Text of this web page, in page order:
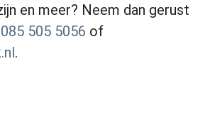
en meer? Neem dan gerust
085 505 5056 of
.